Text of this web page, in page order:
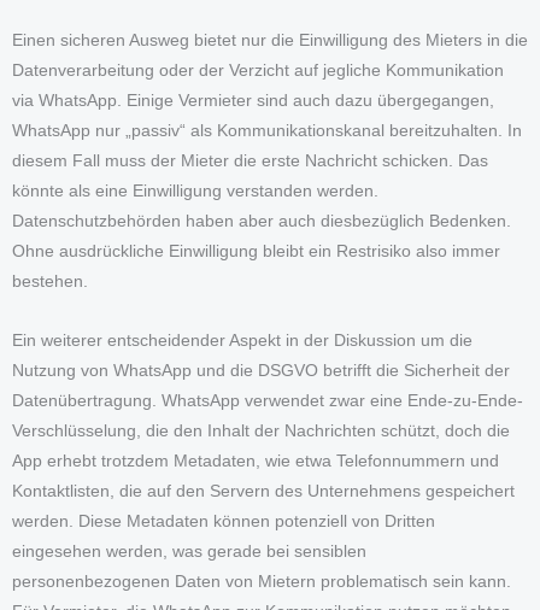
Einen sicheren Ausweg bietet nur die Einwilligung des Mieters in die
Datenverarbeitung oder der Verzicht auf jegliche Kommunikation
via WhatsApp. Einige Vermieter sind auch dazu übergegangen,
WhatsApp nur „passiv“ als Kommunikationskanal bereitzuhalten. In
diesem Fall muss der Mieter die erste Nachricht schicken. Das
könnte als eine Einwilligung verstanden werden.
Datenschutzbehörden haben aber auch diesbezüglich Bedenken.
Ohne ausdrückliche Einwilligung bleibt ein Restrisiko also immer
bestehen.
Ein weiterer entscheidender Aspekt in der Diskussion um die
Nutzung von WhatsApp und die DSGVO betrifft die Sicherheit der
Datenübertragung. WhatsApp verwendet zwar eine Ende-zu-Ende-
Verschlüsselung, die den Inhalt der Nachrichten schützt, doch die
App erhebt trotzdem Metadaten, wie etwa Telefonnummern und
Kontaktlisten, die auf den Servern des Unternehmens gespeichert
werden. Diese Metadaten können potenziell von Dritten
eingesehen werden, was gerade bei sensiblen
personenbezogenen Daten von Mietern problematisch sein kann.